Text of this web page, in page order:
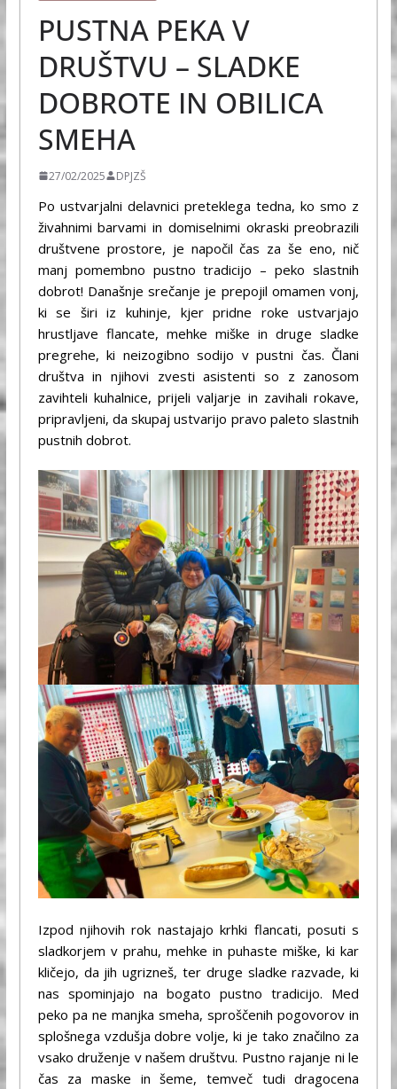
PUSTNA PEKA V
DRUŠTVU – SLADKE
DOBROTE IN OBILICA
SMEHA
27/02/2025 DPJZŠ
Po ustvarjalni delavnici preteklega tedna, ko smo z
živahnimi barvami in domiselnimi okraski preobrazili
društvene prostore, je napočil čas za še eno, nič
manj pomembno pustno tradicijo – peko slastnih
dobrot! Današnje srečanje je prepojil omamen vonj,
ki se širi iz kuhinje, kjer pridne roke ustvarjajo
hrustljave flancate, mehke miške in druge sladke
pregrehe, ki neizogibno sodijo v pustni čas. Člani
društva in njihovi zvesti asistenti so z zanosom
zavihteli kuhalnice, prijeli valjarje in zavihali rokave,
pripravljeni, da skupaj ustvarijo pravo paleto slastnih
pustnih dobrot.
Izpod njihovih rok nastajajo krhki flancati, posuti s
sladkorjem v prahu, mehke in puhaste miške, ki kar
kličejo, da jih ugrizneš, ter druge sladke razvade, ki
nas spominjajo na bogato pustno tradicijo. Med
peko pa ne manjka smeha, sproščenih pogovorov in
splošnega vzdušja dobre volje, ki je tako značilno za
vsako druženje v našem društvu. Pustno rajanje ni le
čas za maske in šeme, temveč tudi dragocena